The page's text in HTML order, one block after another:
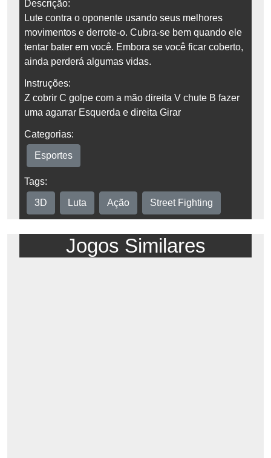
Descrição:
Lute contra o oponente usando seus melhores
movimentos e derrote-o. Cubra-se bem quando ele
tentar bater em você. Embora se você ficar coberto,
ainda perderá algumas vidas.
Instruções:
Z cobrir C golpe com a mão direita V chute B fazer
uma agarrar Esquerda e direita Girar
Categorias:
Esportes
Tags:
3D Luta Ação Street Fighting
Jogos Similares